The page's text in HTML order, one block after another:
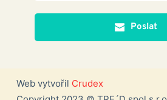
Poslat
Web vytvořil Crudex